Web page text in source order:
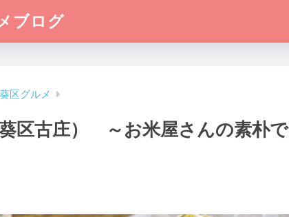
ブログ
区グルメ
区古庄） ～お米屋さんの素朴で